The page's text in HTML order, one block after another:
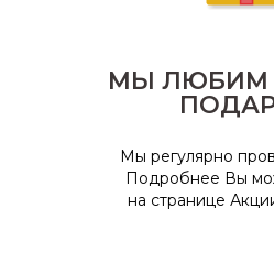
МЫ ЛЮБИМ
Мы регулярно
Подробнее Вы
на странице